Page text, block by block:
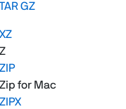
TAR GZ
XZ
Z
ZIP
Zip for Mac
ZIPX